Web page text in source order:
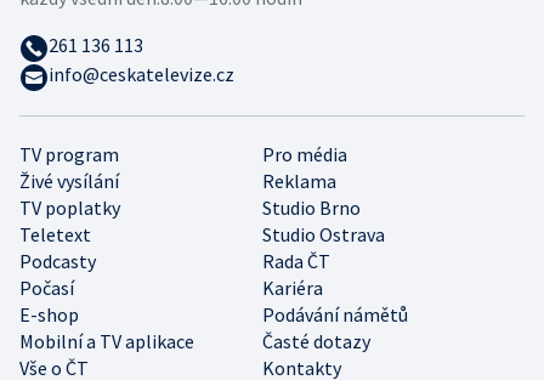
TV program
Pro média
Živé vysílání
Reklama
TV poplatky
Studio Brno
Teletext
Studio Ostrava
Podcasty
Rada ČT
Počasí
Kariéra
E-shop
Podávání námětů
Mobilní a TV aplikace
Časté dotazy
Vše o ČT
Kontakty
261 136 113
info@ceskatelevize.cz